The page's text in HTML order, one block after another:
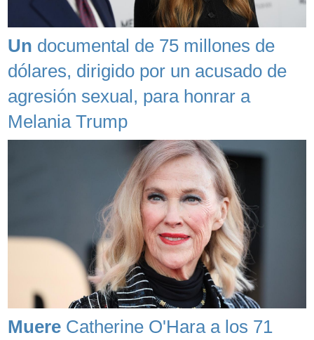
Un documental de 75 millones de
dólares, dirigido por un acusado de
agresión sexual, para honrar a
Melania Trump
Muere Catherine O'Hara a los 71